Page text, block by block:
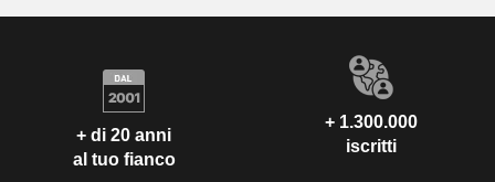
+ di 20 anni
al tuo fianco
+ 1.300.000
iscritti